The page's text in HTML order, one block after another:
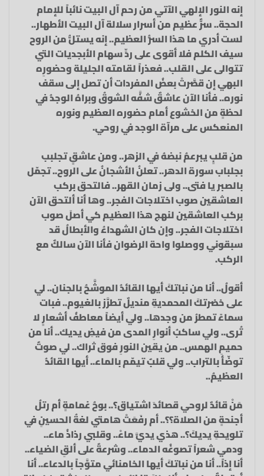
إنه النور الإلهي الآتي من رحم آل البيت نائباً للإمام
الحجة.. سرٌّ عظيم من أسرار سلالة آل البيت الأطهار..
لست أدري ما هذا السرُّ العظيم.. إنه يستلُّ من الروح
سيف الكلم فلا أقوى على ردِّ سهام الأبجديات التي
تتوالى على القلب.. فعذراً لقامته الجليلة وحضورِه
البهي إن قصَّرتْ بعضُ المفردات أن تصل إلى سقف
نوره.. فأنا الآن عاشقٌ شفَّه الشوقُ وبراهُ الوجدُ في
لحظةٍ من الخشوع أمام حضوره العظيم ونوره
المنعكس على مرآة الوجد في روحي.
من قلبٍ يبرعمُ نبضهُ في الزهر.. ومن عاشقٍ تجلبب
بجلباب سورة الدهر.. تعلنُ الأشجانُ على الروح.. تجمّل
بالصبر يا فتى.. ولى زمان القهر.. فالتحق بركب
العاشقين صوب اختلاجات الفجر.. وها أنا ألتحق الآن
بركب العاشقين لنهج هذا العظيم كي أصلَ صوب
اختلاجات الفجر.. وإن كان الشهداءُ والأبطالُ قد
سبقوني ووصلوا واحة الرضوان فأنا الآن سالكٌ مع
الركب.
أقولُ.. أنا من نباتكَ أيها القائدُ الموشَّحُ بالجنان.. لي
على خضرتكَ المحمديةِ منديلٌ تطرَّز بالغيوم.. فبات
سماءً تمطرُ من وجدها.. ولي أيضاً معاطفُ أشعارٍ لا
تُرى.. ولي ساكبُ أنوارِ المدى من فيضِ يديك.. أنا من
حميمِ الهمس.. من يقين النورِ فوق ثراك.. لي صوتٌ
توضّأ بالتراب.. ولي قلبٌ تيمّم بالماء.. أيها القائدُ
العظيمُ..
مَنْ قائدٌ لروحي قصائدَ اشتياق؟.. بوحُ غمامةٍ أم رتلُ
أجنحةٍ من الصلاة؟؟.. أم رفَعَتْ هامتي لغةُ الحسينِ في
تلويحةِ يديكَ؟.. هذي يديَّ ماءْ.. وقلبي رذاذُ ماء..
ودمي شعراً تصوغُه الدماء.. وشرعةٌ على ألقِ الضياء..
أنا إذاً.. أنا من نباتكَ أيها الخامنائي متوَّجاً بالدعاء.. أنا